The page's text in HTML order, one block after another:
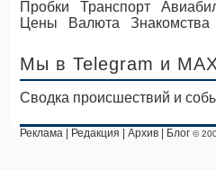
Пробки Транспорт
Цены
Валюта Знакомства
Мы в Telegram и
Сводка происшествий и
Реклама Редакция |Архив Блог ©